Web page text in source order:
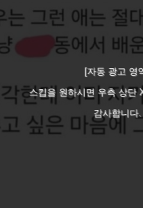
[자동 광고 영
스킵을 원하시면 우측 상단
감사합니다.